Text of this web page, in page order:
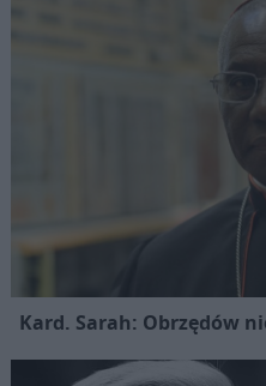
Kard. Sarah: Obrzędów